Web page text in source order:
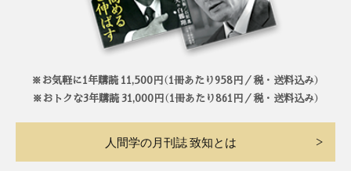
※お気軽に1年購読 11,500円（1冊あたり958円／税・送料込み）
※おトクな3年購読 31,000円（1冊あたり861円／税・送料込み）
人間学の月刊誌 致知とは